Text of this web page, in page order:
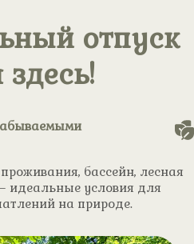
отпуск
бассейн, лесная
идеальные условия для
на природе.